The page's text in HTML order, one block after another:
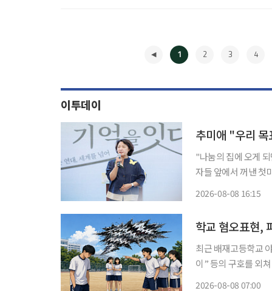
1 2 3 4
이투데이
추미애 "우리
"나눔의 집에 오게
자들 앞에서 꺼낸 첫마디였다. 8일 이투데이 취재를 종합하면
2026-08-08 16:15
학교 혐오표현,
최근 배재고등학교
이” 등의 구호를 외
2026-08-08 07:00